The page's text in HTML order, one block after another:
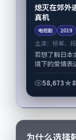
熄灭在郊外
真机
电视剧 2019
主演： 杨幂、
若想了解日本
境下的爱情表
真机》值得关
活细节的咬合
幂、段奕宏与
戏并重。影片
58,673
为什么选择